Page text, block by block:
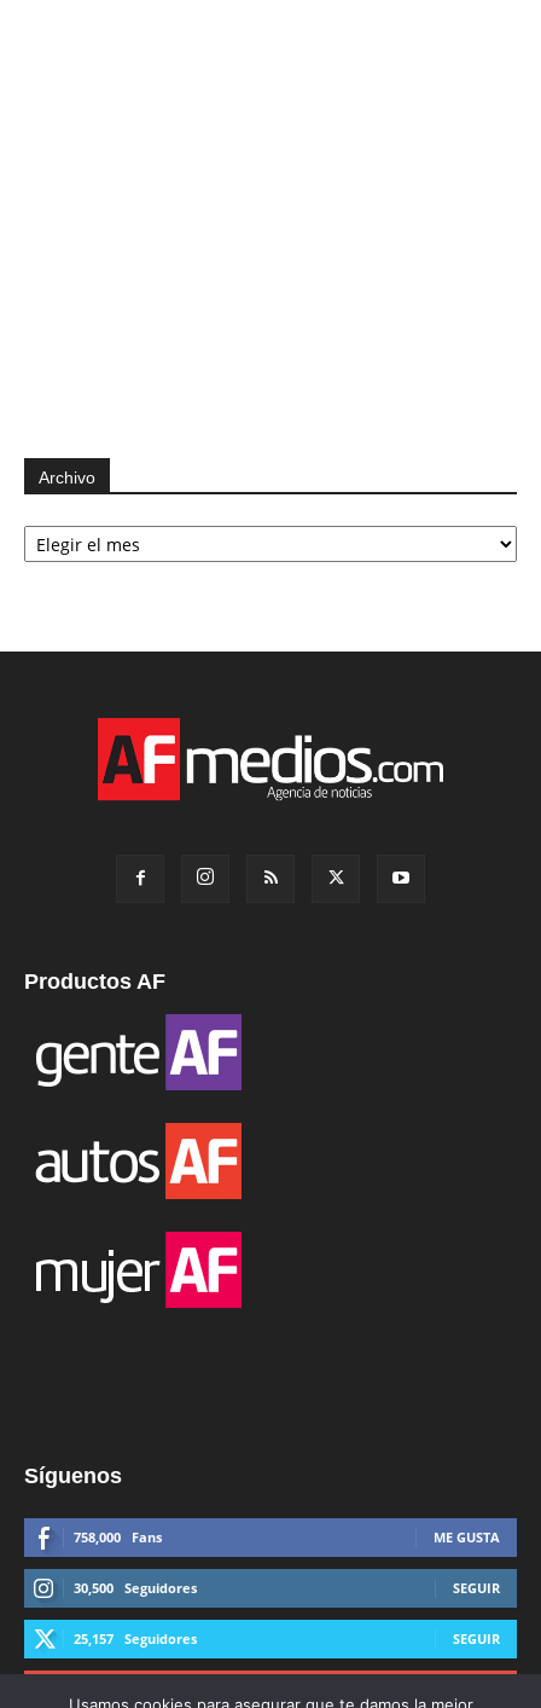
Archivo
Archivo
Productos AF
Síguenos
758,000 Fans ME GUSTA
30,500 Seguidores SEGUIR
25,157 Seguidores SEGUIR